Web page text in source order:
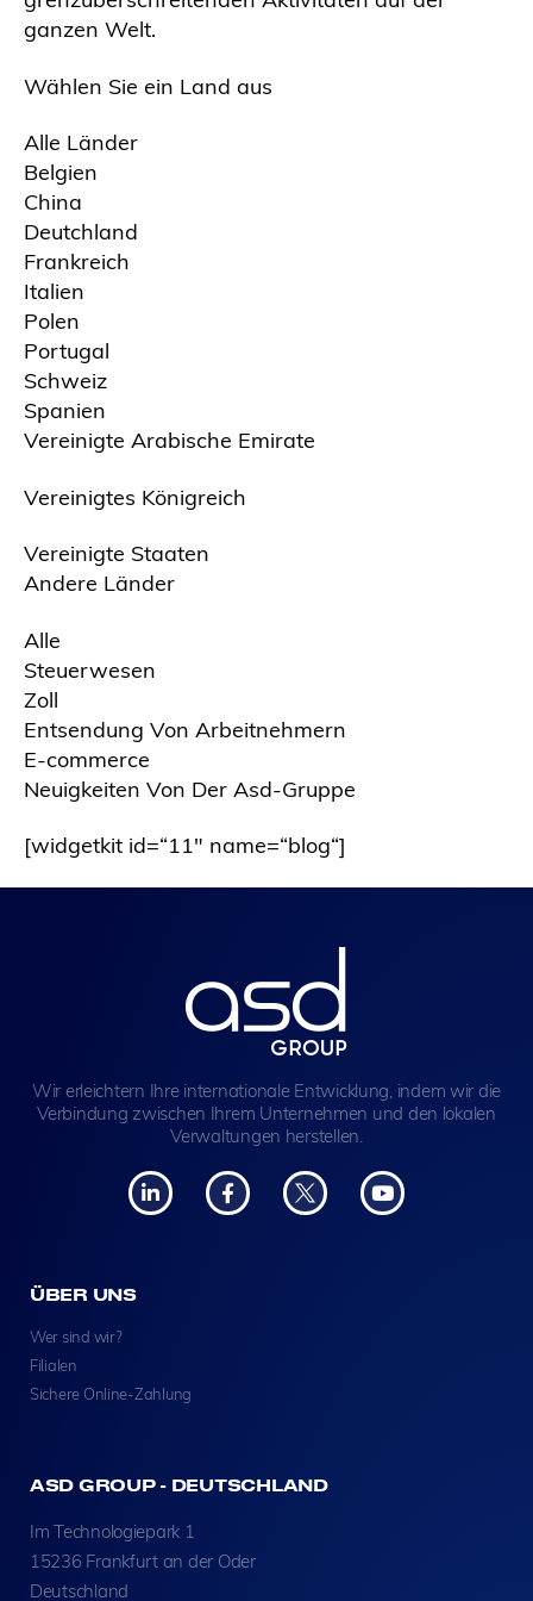
ganzen Welt.
Wählen Sie ein Land aus
Alle Länder
Belgien
China
Deutchland
Frankreich
Italien
Polen
Portugal
Schweiz
Spanien
Vereinigte Arabische Emirate
Vereinigtes Königreich
Vereinigte Staaten
Andere Länder
Alle
Steuerwesen
Zoll
Entsendung Von Arbeitnehmern
E-commerce
Neuigkeiten Von Der Asd-Gruppe
[widgetkit id=“11″ name=“blog“]
Wir erleichtern Ihre internationale Entwicklung, indem wir die
Verbindung zwischen Ihrem Unternehmen und den lokalen
Verwaltungen herstellen.
ÜBER UNS
Wer sind wir?
Filialen
Sichere Online-Zahlung
ASD GROUP - DEUTSCHLAND
Im Technologiepark 1
15236 Frankfurt an der Oder
Deutschland